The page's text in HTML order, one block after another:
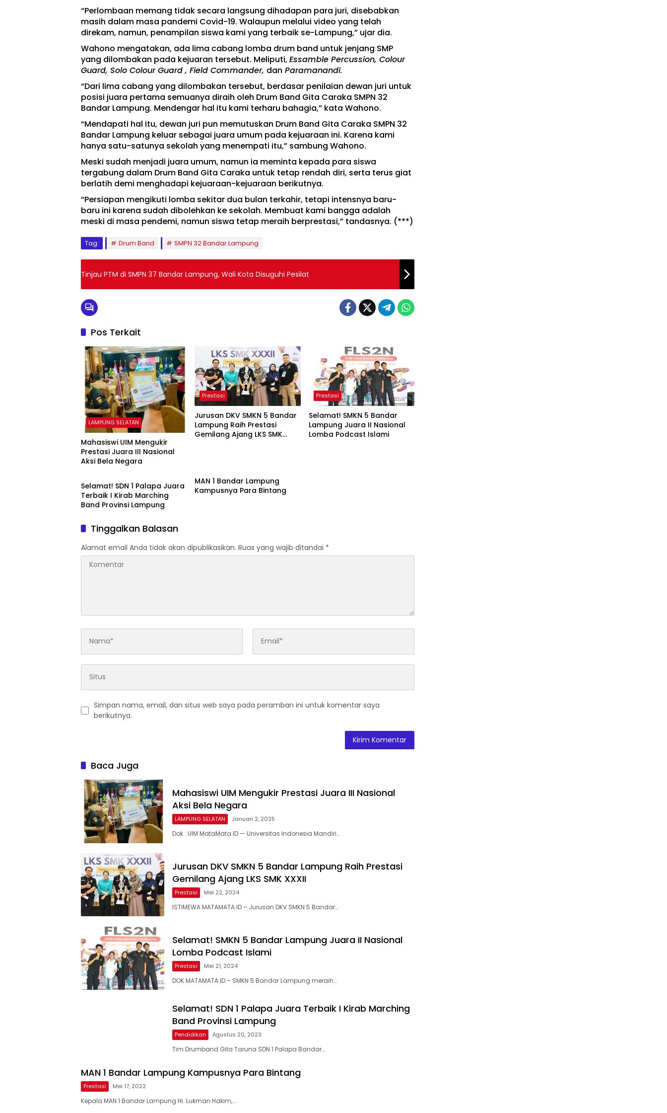
“Perlombaan memang tidak secara langsung dihadapan para juri, disebabkan
masih dalam masa pandemi Covid-19. Walaupun melalui video yang telah
direkam, namun, penampilan siswa kami yang terbaik se-Lampung,” ujar dia.
Wahono mengatakan, ada lima cabang lomba drum band untuk jenjang SMP
yang dilombakan pada kejuaran tersebut. Meliputi, Essamble Percussion, Colour
Guard, Solo Colour Guard , Field Commander, dan Paramanandi.
“Dari lima cabang yang dilombakan tersebut, berdasar penilaian dewan juri untuk
posisi juara pertama semuanya diraih oleh Drum Band Gita Caraka SMPN 32
Bandar Lampung. Mendengar hal itu kami terharu bahagia,” kata Wahono.
“Mendapati hal itu, dewan juri pun memutuskan Drum Band Gita Caraka SMPN 32
Bandar Lampung keluar sebagai juara umum pada kejuaraan ini. Karena kami
hanya satu-satunya sekolah yang menempati itu,” sambung Wahono.
Meski sudah menjadi juara umum, namun ia meminta kepada para siswa
tergabung dalam Drum Band Gita Caraka untuk tetap rendah diri, serta terus giat
berlatih demi menghadapi kejuaraan-kejuaraan berikutnya.
“Persiapan mengikuti lomba sekitar dua bulan terkahir, tetapi intensnya baru-
baru ini karena sudah dibolehkan ke sekolah. Membuat kami bangga adalah
meski di masa pendemi, namun siswa tetap meraih berprestasi,” tandasnya. (***)
Tag: Drum Band SMPN 32 Bandar Lampung
Tinjau PTM di SMPN 37 Bandar Lampung, Wali Kota Disuguhi Pesilat
Pos Terkait
LAMPUNG SELATAN
Mahasiswi UIM Mengukir
Prestasi Juara III Nasional
Aksi Bela Negara
Prestasi
Jurusan DKV SMKN 5 Bandar
Lampung Raih Prestasi
Gemilang Ajang LKS SMK
Prestasi
Selamat! SMKN 5 Bandar
Lampung Juara II Nasional
Lomba Podcast Islami
Pendidikan
Selamat! SDN 1 Palapa Juara
Terbaik I Kirab Marching
Band Provinsi Lampung
MAN 1 Bandar Lampung
Kampusnya Para Bintang
Tinggalkan Balasan
Alamat email Anda tidak akan dipublikasikan. Ruas yang wajib ditandai *
Simpan nama, email, dan situs web saya pada peramban ini untuk komentar saya
berikutnya.
Baca Juga
Mahasiswi UIM Mengukir Prestasi Juara III Nasional
Aksi Bela Negara
LAMPUNG SELATAN Januari 2, 2025
Dok : UIM MataMata.ID — Universitas Indonesia Mandiri…
Jurusan DKV SMKN 5 Bandar Lampung Raih Prestasi
Gemilang Ajang LKS SMK XXXII
Prestasi Mei 22, 2024
ISTIMEWA MATAMATA.ID – Jurusan DKV SMKN 5 Bandar…
Selamat! SMKN 5 Bandar Lampung Juara II Nasional
Lomba Podcast Islami
Prestasi Mei 21, 2024
DOK MATAMATA.ID – SMKN 5 Bandar Lampung meraih…
Selamat! SDN 1 Palapa Juara Terbaik I Kirab Marching
Band Provinsi Lampung
Pendidikan Agustus 20, 2023
Tim Drumband Gita Taruna SDN 1 Palapa Bandar…
MAN 1 Bandar Lampung Kampusnya Para Bintang
Prestasi Mei 17, 2022
Kepala MAN 1 Bandar Lampung Hi. Lukman Hakim,…